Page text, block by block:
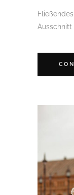
Ausschnitt